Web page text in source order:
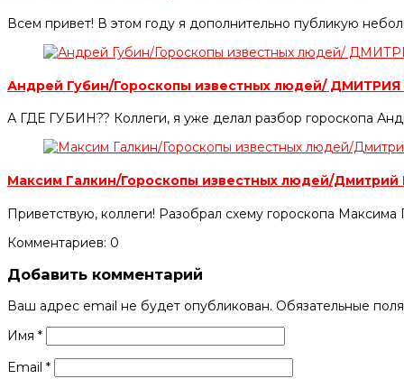
Всем привет! В этом году я дополнительно публикую
Андрей Губин/Гороскопы известных людей/
А ГДЕ ГУБИН?? Коллеги, я уже делал разбор гороскопа
Максим Галкин/Гороскопы известных людей/
Приветствую, коллеги! Разобрал схему гороскопа
Комментариев: 0
Добавить комментарий
Ваш адрес email не будет опубликован. Обязательные
Имя *
Email *